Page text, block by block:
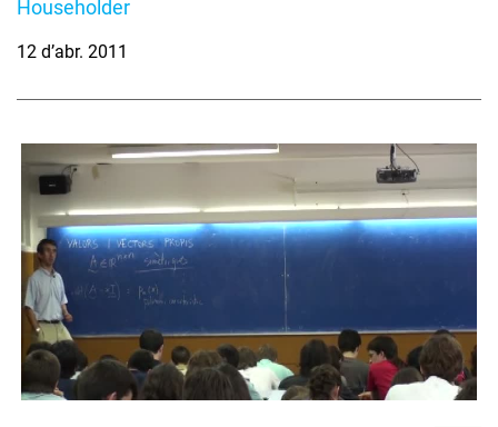
Householder
12 d’abr. 2011